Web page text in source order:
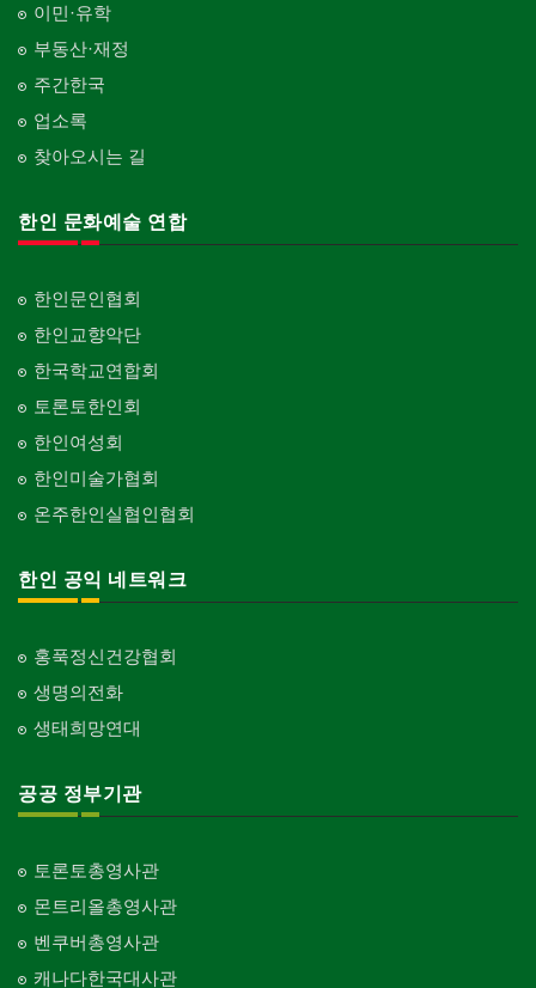
이민·유학
부동산·재정
주간한국
업소록
찾아오시는 길
한인 문화예술 연합
한인문인협회
한인교향악단
한국학교연합회
토론토한인회
한인여성회
한인미술가협회
온주한인실협인협회
한인 공익 네트워크
홍푹정신건강협회
생명의전화
생태희망연대
공공 정부기관
토론토총영사관
몬트리올총영사관
벤쿠버총영사관
캐나다한국대사관